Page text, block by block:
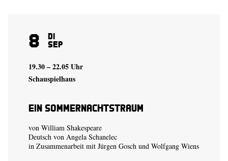
8 Di
Sep
19.30 – 22.05 Uhr
Schauspielhaus
Ein Sommer­nachtstraum
von William Shakespeare
Deutsch von Angela Schanelec
in Zusammenarbeit mit Jürgen Gosch und Wolfgang Wiens